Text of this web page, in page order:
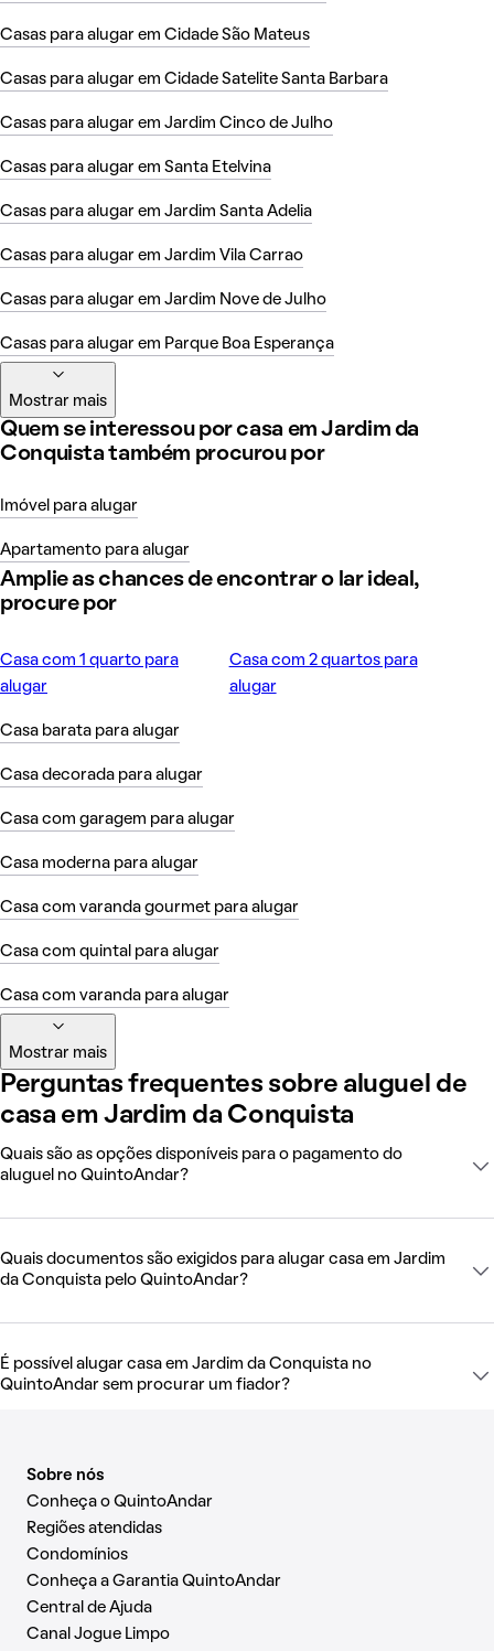
Casas para alugar em Cidade São Mateus
Casas para alugar em Cidade Satelite Santa Barbara
Casas para alugar em Jardim Cinco de Julho
Casas para alugar em Santa Etelvina
Casas para alugar em Jardim Santa Adelia
Casas para alugar em Jardim Vila Carrao
Casas para alugar em Jardim Nove de Julho
Casas para alugar em Parque Boa Esperança
Mostrar mais
Quem se interessou por casa em Jardim da
Conquista também procurou por
Imóvel para alugar
Apartamento para alugar
Amplie as chances de encontrar o lar ideal,
procure por
Casa com 1 quarto para
alugar
Casa com 2 quartos para
alugar
Casa barata para alugar
Casa decorada para alugar
Casa com garagem para alugar
Casa moderna para alugar
Casa com varanda gourmet para alugar
Casa com quintal para alugar
Casa com varanda para alugar
Mostrar mais
Perguntas frequentes sobre aluguel de
casa em Jardim da Conquista
Quais são as opções disponíveis para o pagamento do
aluguel no QuintoAndar?
Quais documentos são exigidos para alugar casa em Jardim
da Conquista pelo QuintoAndar?
É possível alugar casa em Jardim da Conquista no
QuintoAndar sem procurar um fiador?
Sobre nós
Conheça o QuintoAndar
Regiões atendidas
Condomínios
Conheça a Garantia QuintoAndar
Central de Ajuda
Canal Jogue Limpo